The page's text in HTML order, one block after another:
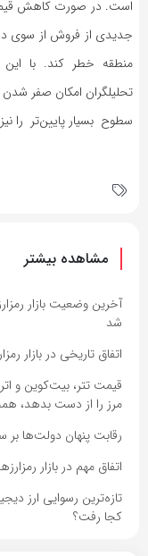
جدیدی از فروش از سوی
منطقه خطر کند. با
تحلیلگران امکان صفر شدن
سطوح بسیار پایین‌تر را
مشاهده بیشتر
آخرین وضعیت بازار
شد
اتفاق تاریخی در بازار
مرز را از دست بدهد،
رقابت پنهان دولت‌ها بر سر بیت‌کوین/
اتفاق مهم در بازار
کجا رفت؟